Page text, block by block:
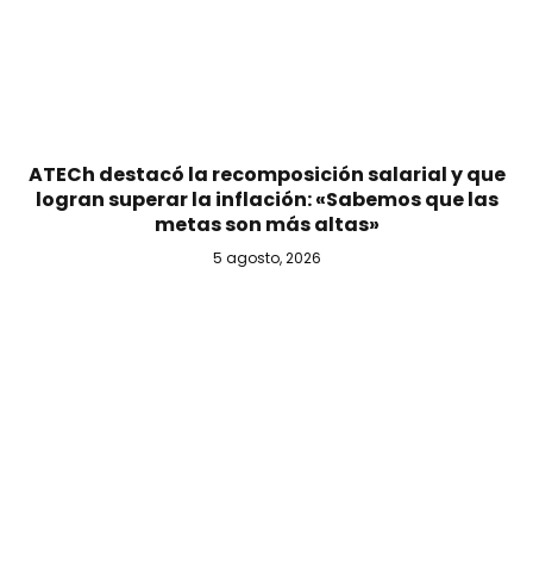
ATECh destacó la recomposición salarial y que
logran superar la inflación: «Sabemos que las
metas son más altas»
5 agosto, 2026